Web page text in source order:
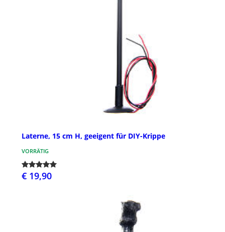
Laterne, 15 cm H, geeigent für DIY-Krippe
VORRÄTIG
€ 19,90